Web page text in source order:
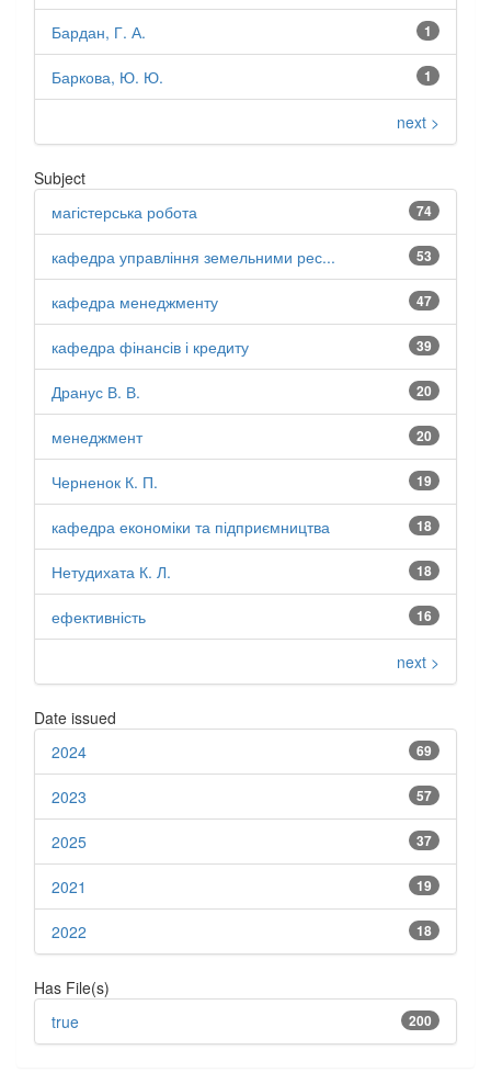
1
Бардан, Г. А.
1
Баркова, Ю. Ю.
next >
Subject
74
магістерська робота
53
кафедра управління земельними рес...
47
кафедра менеджменту
39
кафедра фінансів і кредиту
20
Дранус В. В.
20
менеджмент
19
Черненок К. П.
18
кафедра економіки та підприємництва
18
Нетудихата К. Л.
16
ефективність
next >
Date issued
69
2024
57
2023
37
2025
19
2021
18
2022
Has File(s)
200
true